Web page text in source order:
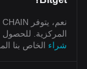
المركزية. للحصول
شراء الخاص بنا